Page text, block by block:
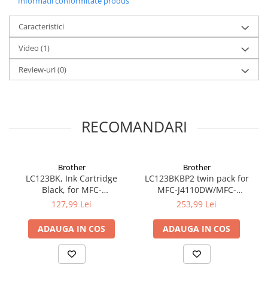
Caracteristici
Video (1)
Review-uri(0)
RECOMANDARI
Brother
LC123BK, Ink Cartridge
Black, for MFC-
J4410DW/MFC-
pagini)
127,99 Lei
ADAUGA IN COS
Brother
LC123BKBP2 twin pack for
MFC-J4110DW/MFC-
J4410DW/MFC-
BLACK
253,99 Lei
ADAUGA IN COS